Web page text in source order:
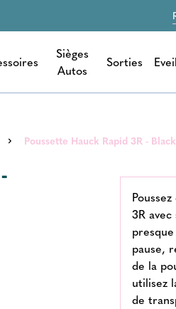
Sièges
Autos
Sorties Eveil
Poussette Hauck Rapid 3R -
3R
pause,
de la
utilisez
de